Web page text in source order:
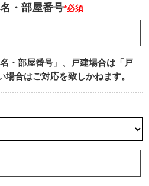
・部屋番号*必須
・部屋番号」、戸建場合は「戸
合はご対応を致しかねます。